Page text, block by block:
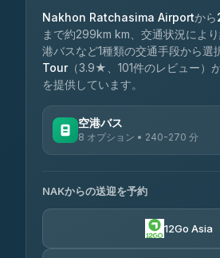
Nakhon Ratchasima Airportから
まで約299km km、交通状況によ
港バスなど1種類の交通手段から選
Tour（3.9★、101件のレビュー）
を提供しています。
空港バス
8 オプション • 240-270 分
Chan Tour
3.85(101)
NAKからの送迎を予約
12Go Asia